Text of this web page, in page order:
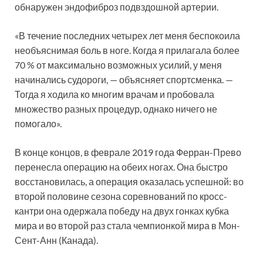
обнаружен эндофиброз подвздошной артерии.
«В течение последних четырех лет меня беспокоила
необъяснимая боль в ноге. Когда я прилагала более
70 % от максимально возможных усилий, у меня
начинались судороги, — объясняет спортсменка. —
Тогда я ходила ко многим врачам и пробовала
множество разных процедур, однако ничего не
помогало».
В конце концов, в феврале 2019 года Ферран-Прево
перенесла операцию на обеих ногах. Она быстро
восстановилась, а операция оказалась успешной: во
второй половине сезона соревнований по кросс-
кантри она одержала победу на двух гонках кубка
мира и во второй раз стала чемпионкой мира в Мон-
Сент-Анн (Канада).